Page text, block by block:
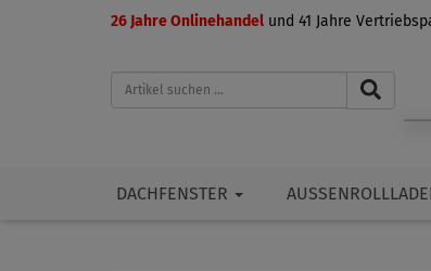
26 Jahre Onlinehandel und 41 Jahre
DACHFENSTER